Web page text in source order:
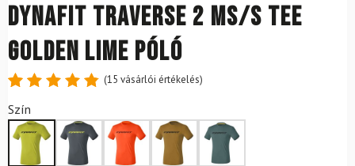
DYNAFIT Traverse 2 MS/S TEE
Golden Lime póló
4.87
5-ből,
értékelés
alapján
(15 vásárlói értékelés)
Szín